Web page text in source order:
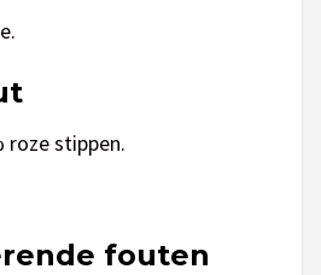
roze stippen.
fouten